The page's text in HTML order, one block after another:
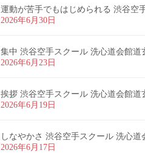
運動が苦手でもはじめられる 渋谷空
2026年6月30日
集中 渋谷空手スクール 洗心道会館道
2026年6月23日
挨拶 渋谷空手スクール 洗心道会館道
2026年6月19日
しなやかさ 渋谷空手スクール 洗心
2026年6月17日